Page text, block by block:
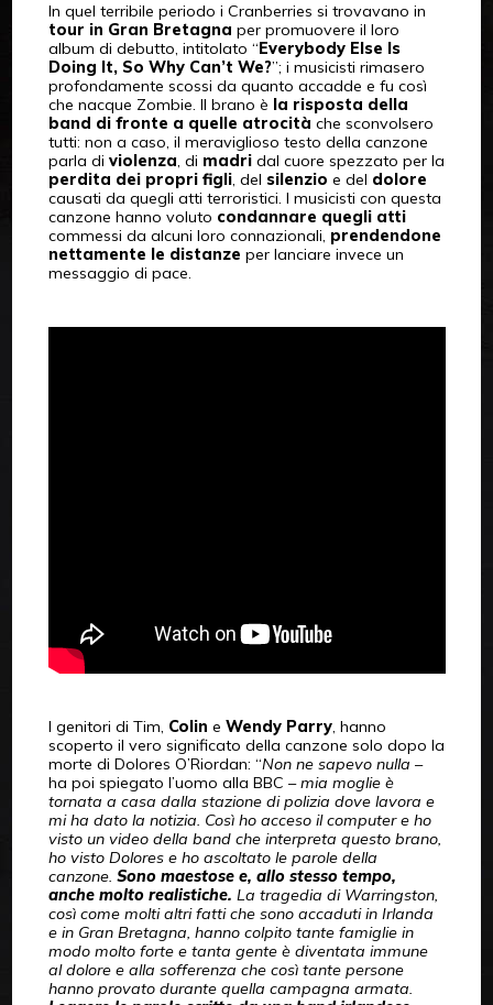
In quel terribile periodo i Cranberries si trovavano in
tour in Gran Bretagna per promuovere il loro
album di debutto, intitolato “Everybody Else Is
Doing It, So Why Can’t We?”; i musicisti rimasero
profondamente scossi da quanto accadde e fu così
che nacque Zombie. Il brano è la risposta della
band di fronte a quelle atrocità che sconvolsero
tutti: non a caso, il meraviglioso testo della canzone
parla di violenza, di madridal cuore spezzato per la
perdita dei propri figli, del silenzio e del dolore
causati da quegli atti terroristici. I musicisti con questa
canzone hanno voluto condannare quegli atti
commessi da alcuni loro connazionali, prendendone
nettamente le distanze per lanciare invece un
messaggio di pace.
I genitori di Tim, Colin e Wendy Parry, hanno
scoperto il vero significato della canzone solo dopo la
morte di Dolores O’Riordan: “Non ne sapevo nulla –
ha poi spiegato l’uomo alla BBC –mia moglie è
tornata a casa dalla stazione di polizia dove lavora e
mi ha dato la notizia. Così ho acceso il computer e ho
visto un video della band che interpreta questo brano,
ho visto Dolores e ho ascoltato le parole della
canzone. Sono maestose e, allo stesso tempo,
anche molto realistiche. La tragedia di Warringston,
così come molti altri fatti che sono accaduti in Irlanda
e in Gran Bretagna, hanno colpito tante famiglie in
modo molto forte e tanta gente è diventata immune
al dolore e alla sofferenza che così tante persone
hanno provato durante quella campagna armata.